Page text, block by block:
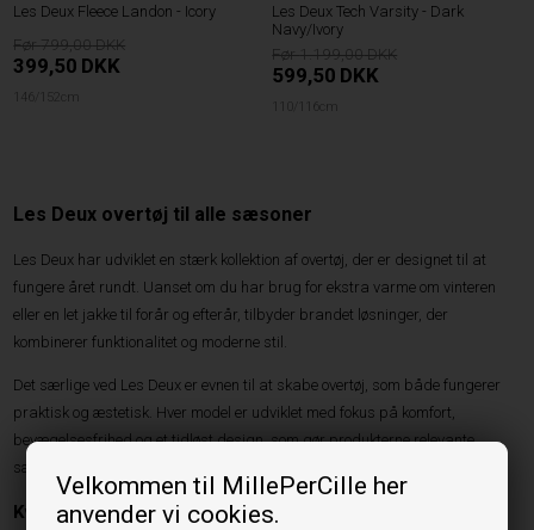
Velkommen til MillePerCille her
anvender vi cookies.
Les Deux Fleece Landon - Icory
799,00
399,50 DKK
146/152cm
Les Deux Tech Varsity - Dark
Navy/Ivory
1.199,00
599,50 DKK
110/116cm
Les Deux overtøj til alle sæsoner
Les Deux har udviklet en stærk kollektion af overtøj, der er designet til at
fungere året rundt. Uanset om du har brug for ekstra varme om vinteren
eller en let jakke til forår og efterår, tilbyder brandet løsninger, der
kombinerer funktionalitet og moderne stil.
Det særlige ved Les Deux er evnen til at skabe overtøj, som både fungerer
praktisk og æstetisk. Hver model er udviklet med fokus på komfort,
bevægelsesfrihed og et tidløst design, som gør produkterne relevante
sæson efter sæson.
Kvalitetsmaterialer og moderne konstruktioner